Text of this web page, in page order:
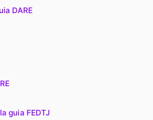
DARE
guia FEDTJ